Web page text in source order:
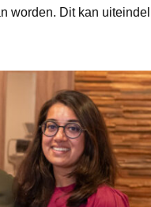
worden. Dit kan